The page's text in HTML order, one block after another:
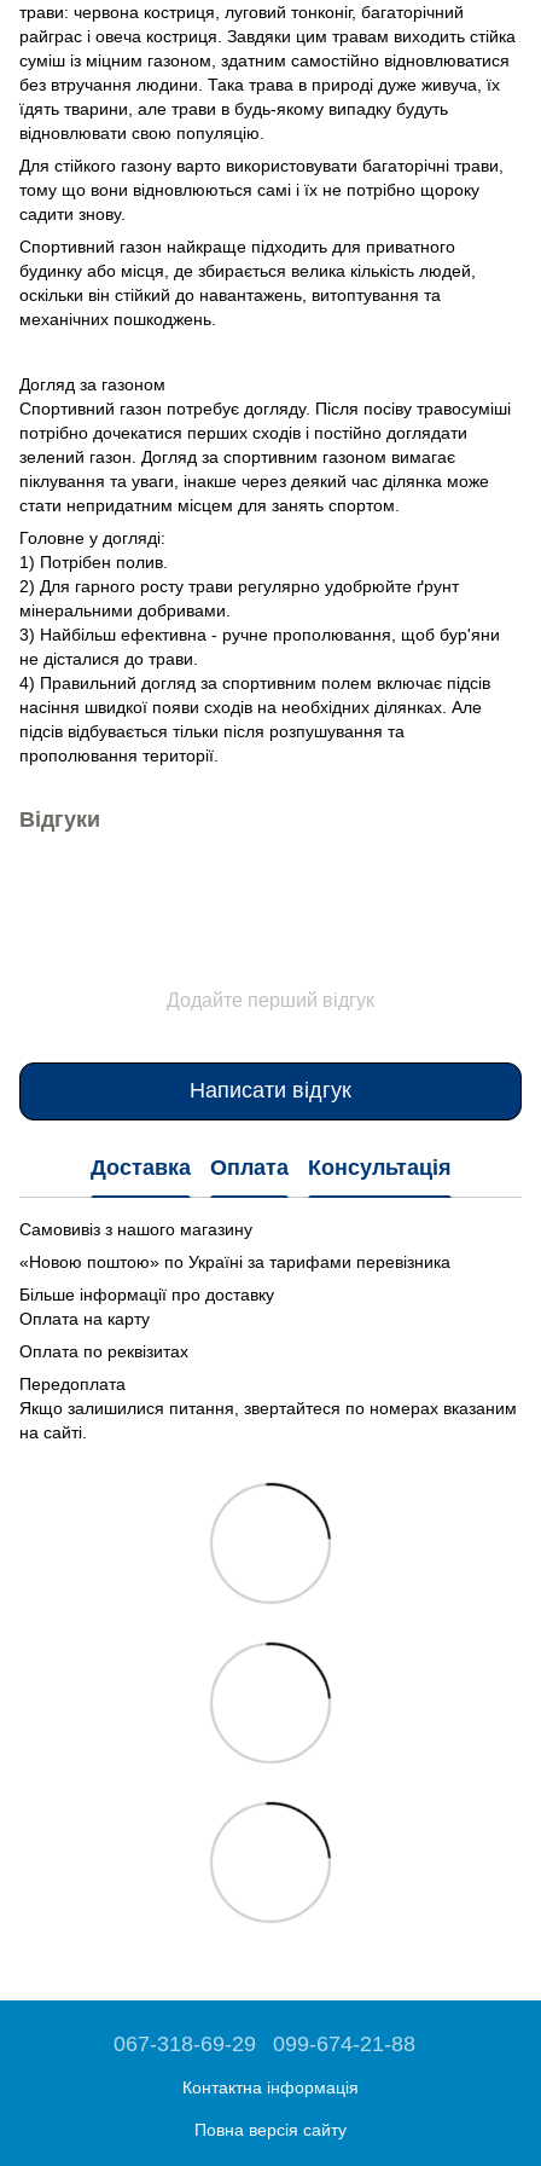
трави: червона костриця, луговий тонконіг, багаторічний
райграс і овеча костриця. Завдяки цим травам виходить стійка
суміш із міцним газоном, здатним самостійно відновлюватися
без втручання людини. Така трава в природі дуже живуча, їх
їдять тварини, але трави в будь-якому випадку будуть
відновлювати свою популяцію.
Для стійкого газону варто використовувати багаторічні трави,
тому що вони відновлюються самі і їх не потрібно щороку
садити знову.
Спортивний газон найкраще підходить для приватного
будинку або місця, де збирається велика кількість людей,
оскільки він стійкий до навантажень, витоптування та
механічних пошкоджень.
Догляд за газоном
Спортивний газон потребує догляду. Після посіву травосуміші
потрібно дочекатися перших сходів і постійно доглядати
зелений газон. Догляд за спортивним газоном вимагає
піклування та уваги, інакше через деякий час ділянка може
стати непридатним місцем для занять спортом.
Головне у догляді:
1) Потрібен полив.
2) Для гарного росту трави регулярно удобрюйте ґрунт
мінеральними добривами.
3) Найбільш ефективна - ручне прополювання, щоб бур'яни
не дісталися до трави.
4) Правильний догляд за спортивним полем включає підсів
насіння швидкої появи сходів на необхідних ділянках. Але
підсів відбувається тільки після розпушування та
прополювання території.
Відгуки
Додайте перший відгук
Написати відгук
Доставка Оплата Консультація
Самовивіз з нашого магазину
«Новою поштою» по Україні за тарифами перевізника
Більше інформації про доставку
Оплата на карту
Оплата по реквізитах
Передоплата
Якщо залишилися питання, звертайтеся по номерах вказаним
на сайті.
067-318-69-29 099-674-21-88
Контактна інформація
Повна версія сайту